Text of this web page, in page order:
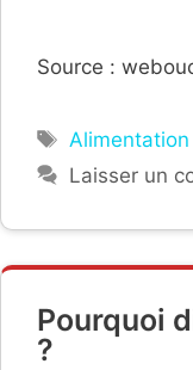
Source :
Étiquettes
Alimentation
Laisser un
Pourquoi
?